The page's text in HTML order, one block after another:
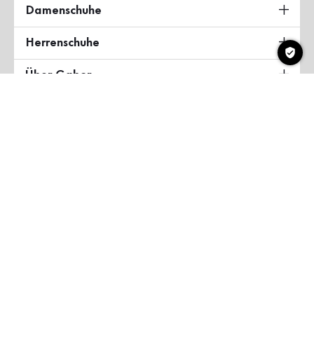
Damenschuhe
Herrenschuhe
Über Gabor